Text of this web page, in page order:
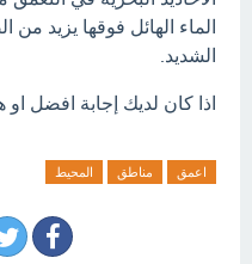
الماء الهائل فوقها يزيد
الشديد.
اذا كان لديك إجابة افضل او
اعمق مناطق المحيط